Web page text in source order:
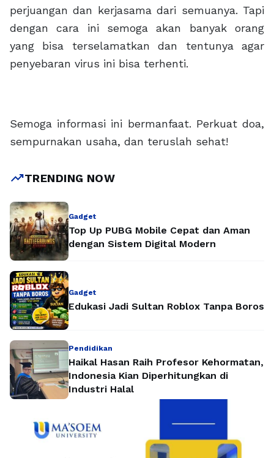
perjuangan dan kerjasama dari semuanya. Tapi
dengan cara ini semoga akan banyak orang
yang bisa terselamatkan dan tentunya agar
penyebaran virus ini bisa terhenti.
Semoga informasi ini bermanfaat. Perkuat doa,
sempurnakan usaha, dan teruslah sehat!
trending_upTRENDING NOW
Gadget
Top Up PUBG Mobile Cepat dan Aman
dengan Sistem Digital Modern
Gadget
Edukasi Jadi Sultan Roblox Tanpa Boros
Pendidikan
Haikal Hasan Raih Profesor Kehormatan,
Indonesia Kian Diperhitungkan di
Industri Halal